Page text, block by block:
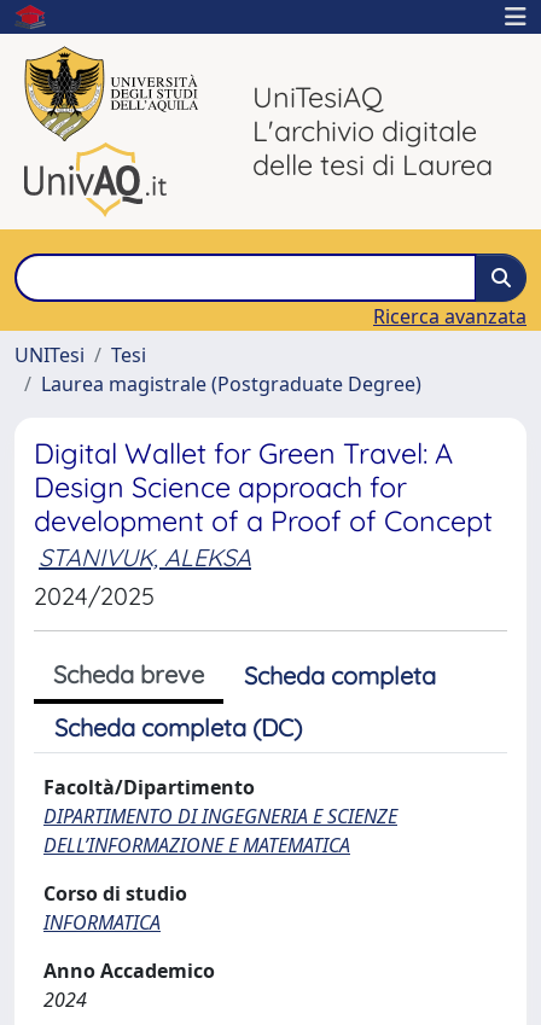
UniTesiAQ
L'archivio digitale
delle tesi di Laurea
Ricerca avanzata
UNITesi
Tesi
Laurea magistrale (Postgraduate Degree)
Digital Wallet for Green Travel: A
Design Science approach for
development of a Proof of Concept
STANIVUK, ALEKSA
2024/2025
Scheda breve
Scheda completa
Scheda completa (DC)
Facoltà/Dipartimento
DIPARTIMENTO DI INGEGNERIA E SCIENZE
DELL’INFORMAZIONE E MATEMATICA
Corso di studio
INFORMATICA
Anno Accademico
2024